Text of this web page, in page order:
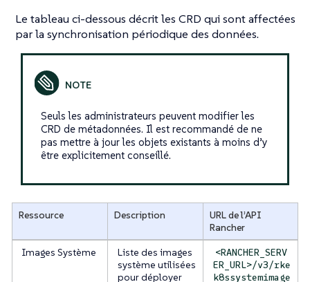
Le tableau ci-dessous décrit les CRD qui sont affectées
par la synchronisation périodique des données.
Seuls les administrateurs peuvent modifier les
CRD de métadonnées. Il est recommandé de ne
pas mettre à jour les objets existants à moins d’y
être explicitement conseillé.
Ressource Description
URL de l’API
Rancher
Images Système
Liste des images
système utilisées
pour déployer
<RANCHER_SERV
ER_URL>/v3/rke
k8ssystemimage